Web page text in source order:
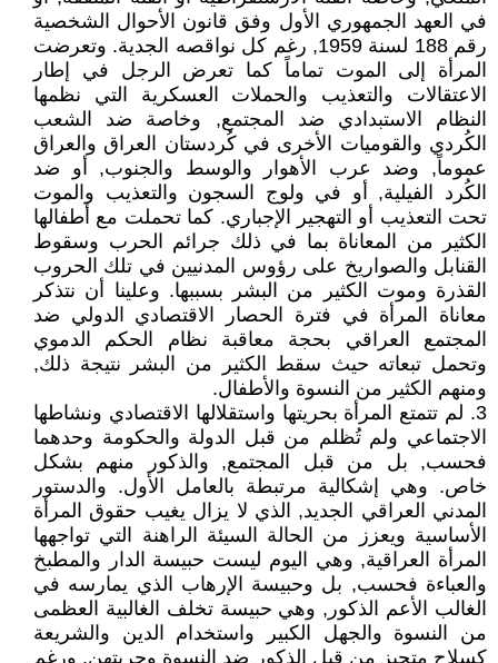
في العهد الجمهوري الأول وفق قانون الأحوال الشخصية
رقم 188 لسنة 1959, رغم كل نواقصه الجدية. وتعرضت
المرأة إلى الموت تماماً كما تعرض الرجل في إطار
الاعتقالات والتعذيب والحملات العسكرية التي نظمها
النظام الاستبدادي ضد المجتمع, وخاصة ضد الشعب
الكُردي والقوميات الأخرى في كُردستان العراق والعراق
عموماً, وضد عرب الأهوار والوسط والجنوب, أو ضد
الكُرد الفيلية, أو في ولوج السجون والتعذيب والموت
تحت التعذيب أو التهجير الإجباري. كما تحملت مع أطفالها
الكثير من المعاناة بما في ذلك جرائم الحرب وسقوط
القنابل والصواريخ على رؤوس المدنيين في تلك الحروب
القذرة وموت الكثير من البشر بسببها. وعلينا أن نتذكر
معاناة المرأة في فترة الحصار الاقتصادي الدولي ضد
المجتمع العراقي بحجة معاقبة نظام الحكم الدموي
وتحمل تبعاته حيث سقط الكثير من البشر نتيجة ذلك,
ومنهم الكثير من النسوة والأطفال.
3. لم تتمتع المرأة بحريتها واستقلالها الاقتصادي ونشاطها
الاجتماعي ولم تُظلم من قبل الدولة والحكومة وحدهما
فحسب, بل من قبل المجتمع, والذكور منهم بشكل
خاص. وهي إشكالية مرتبطة بالعامل الأول. والدستور
المدني العراقي الجديد, الذي لا يزال يغيب حقوق المرأة
الأساسية ويعزز من الحالة السيئة الراهنة التي تواجهها
المرأة العراقية, وهي اليوم ليست حبيسة الدار والمطبخ
والعباءة فحسب, بل وحبيسة الإرهاب الذي يمارسه في
الغالب الأعم الذكور, وهي حبيسة تخلف الغالبية العظمى
من النسوة والجهل الكبير واستخدام الدين والشريعة
كسلاح متحيز من قبل الذكور ضد النسوة وحريتهن. ورغم